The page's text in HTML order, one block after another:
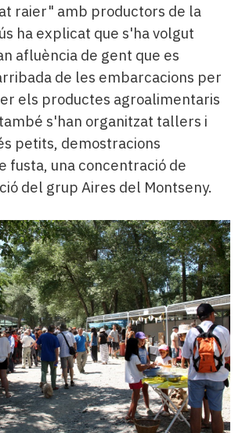
raier" amb productors de la
ha explicat que s'ha volgut
afluència de gent que es
de les embarcacions per
els productes agroalimentaris
s'han organitzat tallers i
petits, demostracions
fusta, una concentració de
del grup Aires del Montseny.